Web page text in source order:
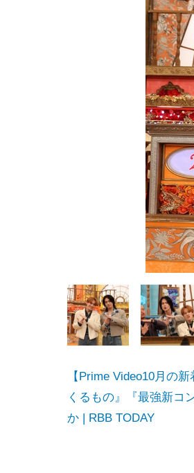
【Prime Video10月の
くるもの』『最強新コ
か | RBB TODAY